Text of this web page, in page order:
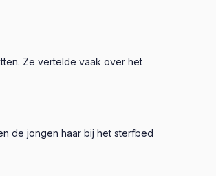
Ze vertelde vaak over het
de jongen haar bij het sterfbed